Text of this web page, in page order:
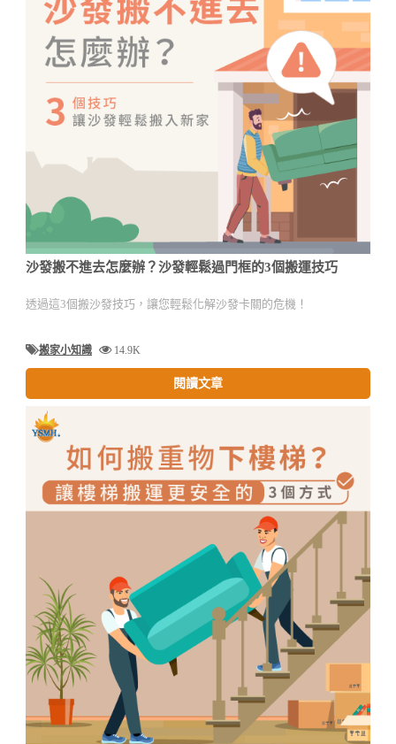
沙發搬不進去怎麼辦？沙發輕鬆過門框的3個搬運技巧
透過這3個搬沙發技巧，讓您輕鬆化解沙發卡關的危機！
搬家小知識 14.9K
閱讀文章